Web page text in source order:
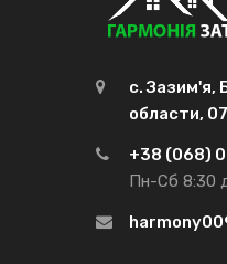
с. Зазим'я,
области,
+38 (068)
Пн-Сб 8:30